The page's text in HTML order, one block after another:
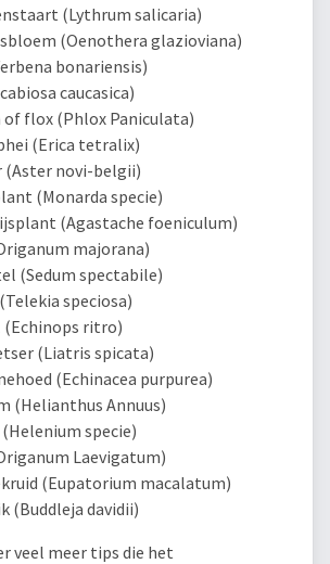
(Lythrum salicaria)
(Oenothera glazioviana)
bonariensis)
caucasica)
of flox (Phlox Paniculata)
(Erica tetralix)
(Aster novi-belgii)
(Monarda specie)
(Agastache foeniculum)
majorana)
(Sedum spectabile)
speciosa)
ritro)
(Liatris spicata)
(Echinacea purpurea)
(Helianthus Annuus)
specie)
Laevigatum)
(Eupatorium macalatum)
(Buddleja davidii)
veel meer tips die het